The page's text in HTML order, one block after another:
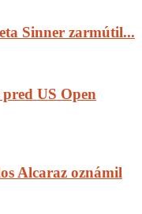
Sinner zarmútil...
US Open
Alcaraz oznámil